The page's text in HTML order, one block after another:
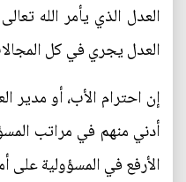
العدل الذي يأمر الله
العدل يجري في كل
إن احترام الأب، أو مدير
أدني منهم في مراتب
الأرفع في المسؤولية على